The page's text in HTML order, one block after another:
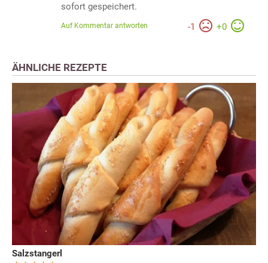
sofort gespeichert.
-1 +0
Auf Kommentar antworten
ÄHNLICHE REZEPTE
Salzstangerl